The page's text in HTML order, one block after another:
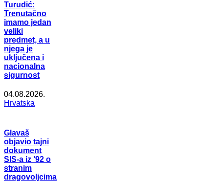
Turudić:
Trenutačno
imamo jedan
veliki
predmet, a u
njega je
uključena i
nacionalna
sigurnost
04.08.2026.
Hrvatska
Glavaš
objavio tajni
dokument
SIS-a iz ’92 o
stranim
dragovoljcima